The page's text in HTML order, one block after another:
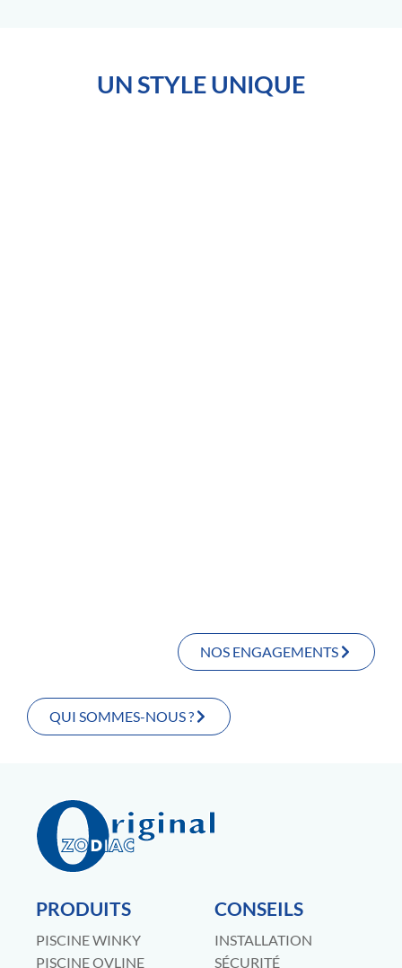
UN STYLE UNIQUE
NOS ENGAGEMENTS
QUI SOMMES-NOUS ?
PRODUITS
PISCINE WINKY
PISCINE OVLINE
CONSEILS
INSTALLATION
SÉCURITÉ